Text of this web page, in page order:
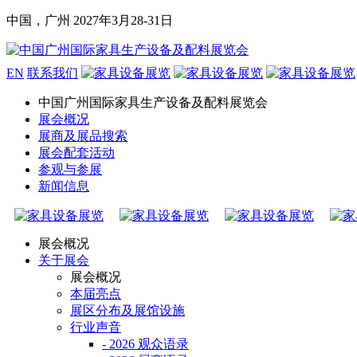
中国，广州 2027年3月28-31日
EN 联系我们
中国广州国际家具生产设备及配料展览会
展会概况
展商及展品搜索
展会配套活动
参观与参展
新闻信息
展会概况
关于展会
展会概况
本届亮点
展区分布及展馆设施
行业声音
- 2026 观众语录